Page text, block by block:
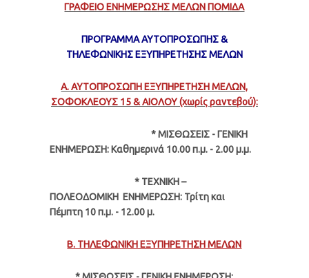
ΓΡΑΦΕΙΟ ΕΝΗΜΕΡΩΣΗΣ ΜΕΛΩΝ ΠΟΜΙΔΑ
ΠΡΟΓΡΑΜΜΑ ΑΥΤΟΠΡΟΣΩΠΗΣ &
ΤΗΛΕΦΩΝΙΚΗΣ ΕΞΥΠΗΡΕΤΗΣΗΣ ΜΕΛΩΝ
Α. ΑΥΤΟΠΡΟΣΩΠΗ ΕΞΥΠΗΡΕΤΗΣΗ ΜΕΛΩΝ,
ΣΟΦΟΚΛΕΟΥΣ 15 & ΑΙΟΛΟΥ (χωρίς ραντεβού):
* ΜΙΣΘΩΣΕΙΣ - ΓΕΝΙΚΗ
ΕΝΗΜΕΡΩΣΗ: Καθημερινά 10.00 π.μ. - 2.00 μ.μ.
* ΤΕΧΝΙΚΗ –
ΠΟΛΕΟΔΟΜΙΚΗ ΕΝΗΜΕΡΩΣΗ: Τρίτη και
Πέμπτη 10 π.μ. - 12.00 μ.
Β. ΤΗΛΕΦΩΝΙΚΗ ΕΞΥΠΗΡΕΤΗΣΗ ΜΕΛΩΝ